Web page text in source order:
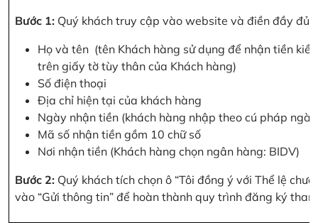
Bước 1: Quý khách truy cập vào website và điền đầy đủ
Họ và tên (tên Khách hàng sử dụng để nhận tiền
trên giấy tờ tùy thân của Khách hàng)
Số điện thoại
Địa chỉ hiện tại của khách hàng
Ngày nhận tiền (khách hàng nhập theo cú pháp
Mã số nhận tiền gồm 10 chữ số
Nơi nhận tiền (Khách hàng chọn ngân hàng: BIDV)
Bước 2: Quý khách tích chọn ô “Tôi đồng ý với Thể lệ
vào “Gửi thông tin” để hoàn thành quy trình đăng ký